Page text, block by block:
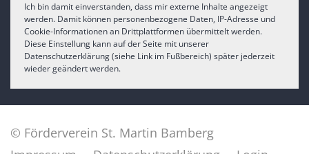
Ich bin damit einverstanden, dass mir externe Inhalte angezeigt
werden. Damit können personenbezogene Daten, IP-Adresse und
Cookie-Informationen an Drittplattformen übermittelt werden.
Diese Einstellung kann auf der Seite mit unserer
Datenschutzerklärung (siehe Link im Fußbereich) später jederzeit
wieder geändert werden.
© Förderverein St. Martin Bamberg